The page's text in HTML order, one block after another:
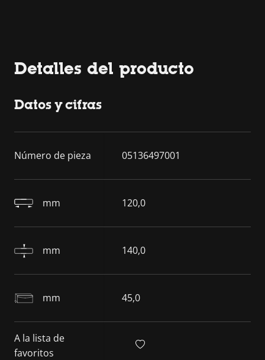
Detalles del producto
Datos y cifras
Número de pieza 05136497001
mm 120,0
mm 140,0
mm 45,0
A la lista de
favoritos